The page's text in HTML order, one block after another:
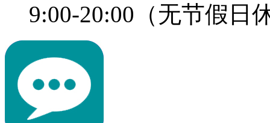
9:00-20:00（无节假日